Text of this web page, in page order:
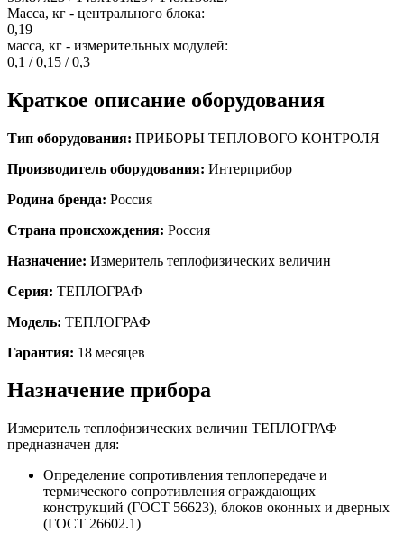
Масса, кг - центрального блока:
0,19
масса, кг - измерительных модулей:
0,1 / 0,15 / 0,3
Краткое описание оборудования
Тип оборудования: ПРИБОРЫ ТЕПЛОВОГО КОНТРОЛЯ
Производитель оборудования: Интерприбор
Родина бренда: Россия
Страна происхождения: Россия
Назначение: Измеритель теплофизических величин
Серия: ТЕПЛОГРАФ
Модель: ТЕПЛОГРАФ
Гарантия: 18 месяцев
Назначение прибора
Измеритель теплофизических величин ТЕПЛОГРАФ
предназначен для:
Определение сопротивления теплопередаче и
термического сопротивления ограждающих
конструкций (ГОСТ 56623), блоков оконных и дверных
(ГОСТ 26602.1)